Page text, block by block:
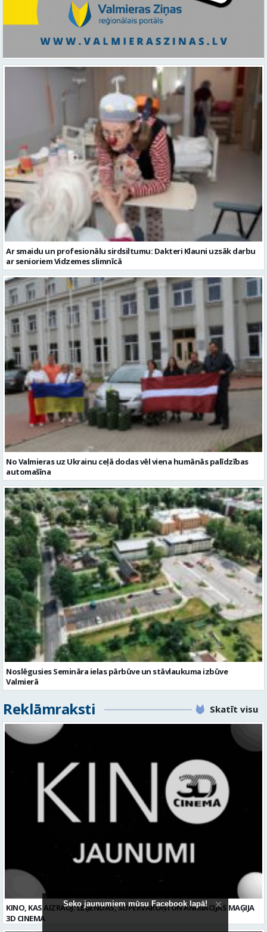
Ar smaidu un profesionālu sirdsiltumu: Dakteri Klauni uzsāk darbu
ar senioriem Vidzemes slimnīcā
No Valmieras uz Ukrainu ceļā dodas vēl viena humānās palīdzības
automašīna
Noslēgusies Semināra ielas pārbūve un stāvlaukuma izbūve
Valmierā
Reklāmraksti Skatīt visu
KINO, KAS AIZRAUJ: LEĢENDAS, SUPERVAROŅI UN ANIMĀCIJAS MAĢIJA
3D CINEMA
Seko jaunumiem mūsu Facebook lapā!